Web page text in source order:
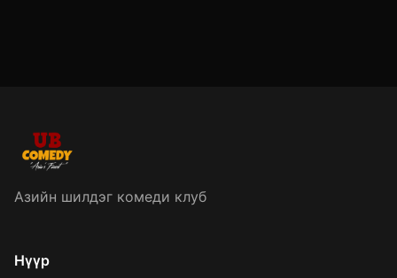
Азийн шилдэг комеди клуб
Нүүр